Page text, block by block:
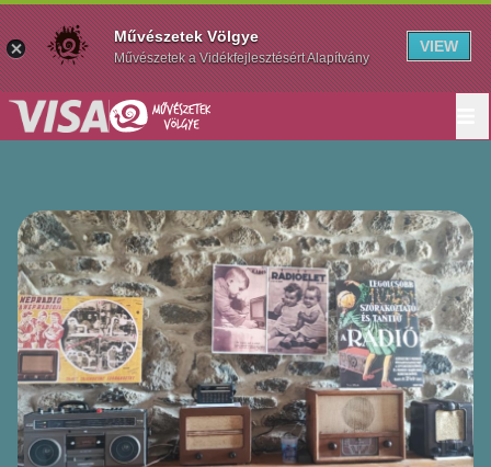
Művészetek Völgye
Művészetek a Vidékfejlesztésért Alapítvány
VIEW